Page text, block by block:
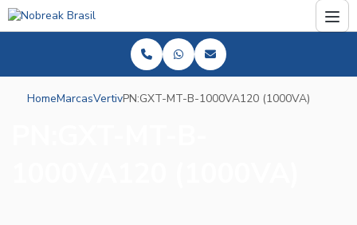
HomeMarcasVertivPN:GXT-MT-B-1000VA120 (1000VA)